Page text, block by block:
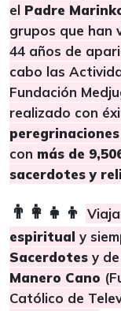
el Padre
grupos que han
44 años de
cabo las
Fundación
realizado con
peregrinaciones
con más de
sacerdotes y
👨‍👩‍👧‍👦
espiritual y
Sacerdotes y
Manero Cano
Católico de